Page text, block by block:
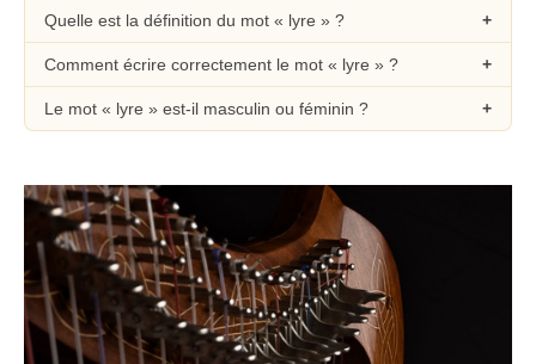
Quelle est la définition du mot « lyre » ?
Comment écrire correctement le mot « lyre » ?
Le mot « lyre » est-il masculin ou féminin ?